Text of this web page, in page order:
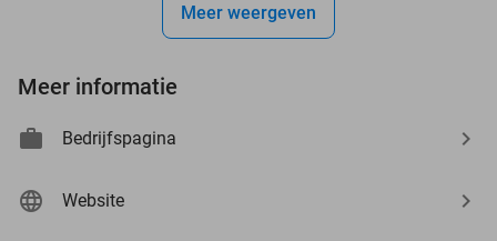
Meer weergeven
Meer informatie
Bedrijfspagina
Website